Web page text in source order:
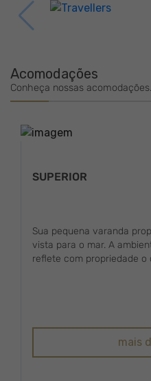
Acomodações
Conheça nossas acomodações.
SUPERIOR
Sua pequena varanda
vista para o mar. A
reflete com propriedade o
mais